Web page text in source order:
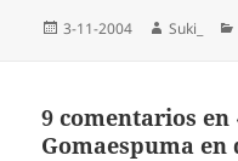
Publicado
3-11-2004 Autor
Suki_
9 comentarios en
Gomaespuma